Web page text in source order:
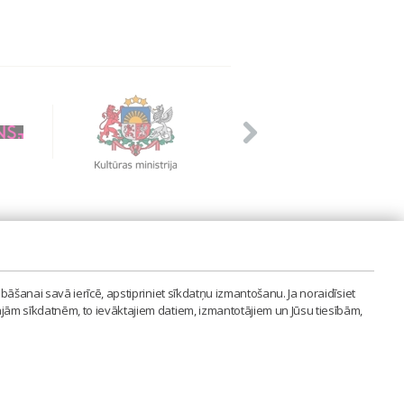
savā ierīcē, apstipriniet sīkdatņu izmantošanu. Ja noraidīsiet
sīkdatnēm, to ievāktajiem datiem, izmantotājiem un Jūsu tiesībām,